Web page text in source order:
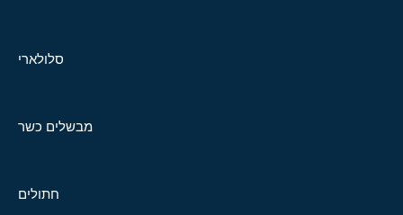
סלולארי
מבשלים כשר
חתולים